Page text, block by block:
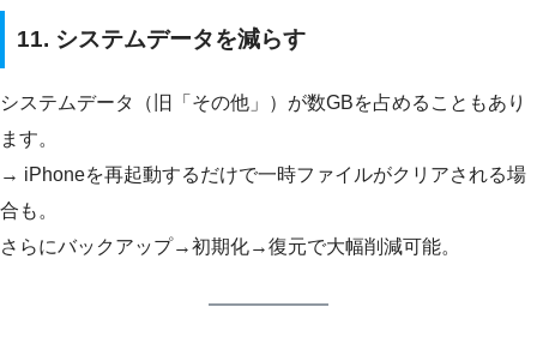
11. システムデータを減らす
システムデータ（旧「その他」）が数GBを占めることもあり
ます。
→ iPhoneを再起動するだけで一時ファイルがクリアされる場
合も。
さらにバックアップ→初期化→復元で大幅削減可能。